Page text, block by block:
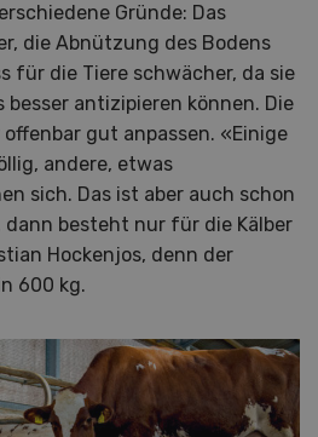
Gründe: Das
die Abnützung des Bodens
für die Tiere schwächer, da sie
besser antizipieren können. Die
gut anpassen. «Einige
andere, etwas
sich. Das ist aber auch schon
dann besteht nur für die Kälber
Hockenjos, denn der
600 kg.